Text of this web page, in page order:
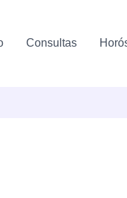
Consultas